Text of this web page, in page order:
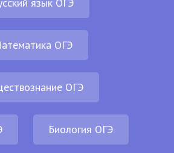
ОГЭ
ОГЭ
Биология ОГЭ